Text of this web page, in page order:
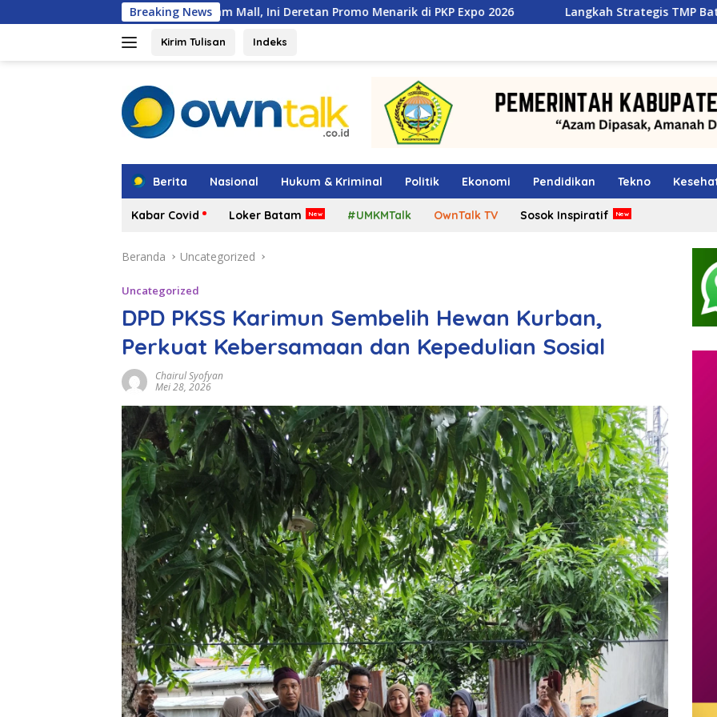
ke
Breaking News
di Grand Batam Mall, Ini Deretan Promo Menarik di PKP Expo 2026 Langkah Strategis TMP Batam, Dari Jawara MSL
Kirim Tulisan Indeks
Berita Nasional Hukum & Kriminal Politik Ekonomi Pendidikan Tekno
Kabar Covid Loker Batam #UMKMTalk OwnTalk TV Sosok Inspiratif
Beranda Uncategorized
Uncategorized
DPD PKSS Karimun Sembelih Hewan Kurban,
Perkuat Kebersamaan dan Kepedulian Sosial
Chairul Syofyan
Mei 28, 2026